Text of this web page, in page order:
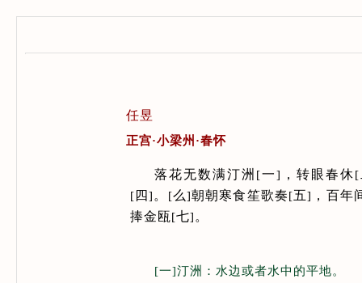
任昱
正宫·小梁州·春怀
落花无数满汀洲 [一] ，转眼春休[
[ 四] 。 [么]朝朝寒食笙歌奏[五] ，百年
捧金瓯[七] 。
[一]汀洲：水边或者水中的平地。